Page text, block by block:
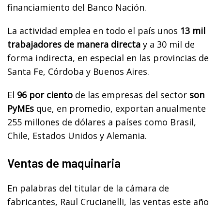
financiamiento del Banco Nación.
La actividad emplea en todo el país unos 13 mil
trabajadores de manera directa y a 30 mil de
forma indirecta, en especial en las provincias de
Santa Fe, Córdoba y Buenos Aires.
El 96 por ciento de las empresas del sector son
PyMEs que, en promedio, exportan anualmente
255 millones de dólares a países como Brasil,
Chile, Estados Unidos y Alemania.
Ventas de maquinaria
En palabras del titular de la cámara de
fabricantes, Raul Crucianelli, las ventas este año